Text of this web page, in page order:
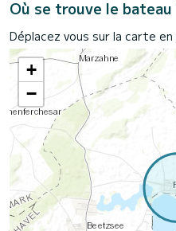
Où se trouve le bateau
Déplacez vous sur la carte
+
−